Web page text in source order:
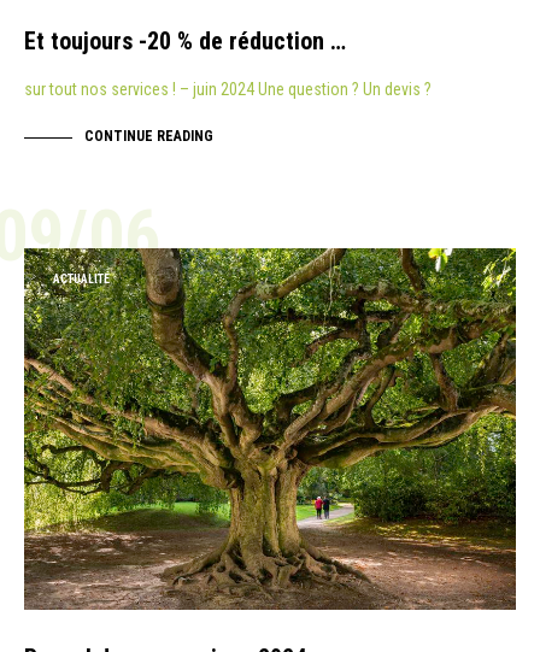
Et toujours -20 % de réduction …
sur tout nos services ! – juin 2024 Une question ? Un devis ?
CONTINUE READING
06
ACTUALITÉ